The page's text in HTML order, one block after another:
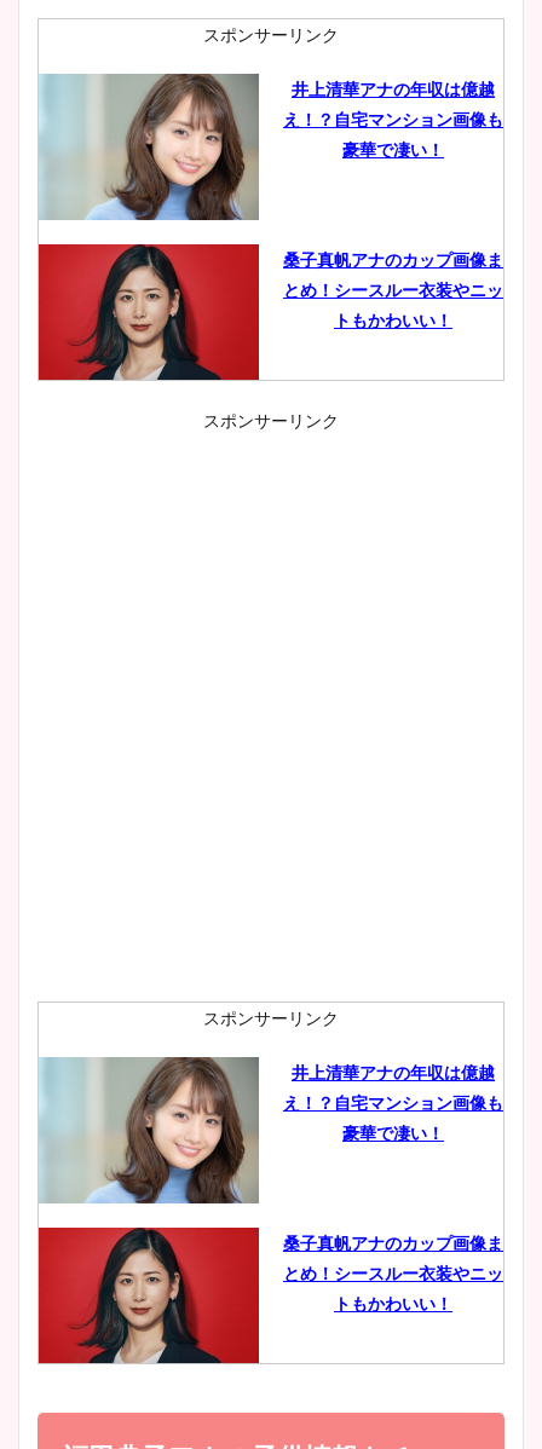
スポンサーリンク
井上清華アナの年収は億越
え！？自宅マンション画像も
豪華で凄い！
桑子真帆アナのカップ画像ま
とめ！シースルー衣装やニッ
トもかわいい！
小室瑛莉子のカップ画像まと
肉も凄い！
鈴木唯の太ってた時の体重が
ヤバすぎww原因や痩せたダ
豊島実季アナのカップ画像ま
とめ！美脚や水着姿に年齢も
スポンサーリンク
スポンサーリンク
井上清華アナの年収は億越
え！？自宅マンション画像も
豪華で凄い！
桑子真帆アナのカップ画像ま
とめ！シースルー衣装やニッ
トもかわいい！
小室瑛莉子のカップ画像まと
め！足が美脚でニット衣装も